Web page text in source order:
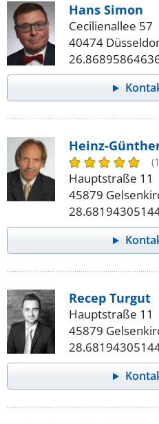
Hans Simon
Cecilienallee 57
40474
Heinz-
Hauptstraße 11
45879
Recep Turgut
Hauptstraße 11
45879